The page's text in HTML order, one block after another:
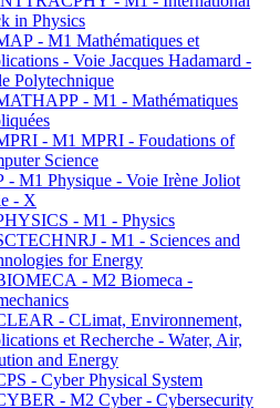
in Physics
- M1 Mathématiques et
- Voie Jacques Hadamard -
Polytechnique
- M1 - Mathématiques
- M1 MPRI - Foudations of
Science
- M1 Physique - Voie Irène Joliot
- X
- M1 - Physics
- M1 - Sciences and
for Energy
- M2 Biomeca -
- CLimat, Environnement,
et Recherche - Water, Air,
and Energy
- Cyber Physical System
- M2 Cyber - Cybersecurity